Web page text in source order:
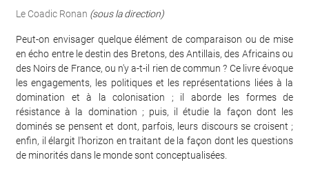
Le Coadic Ronan (sous la direction)
Peut-on envisager quelque élément de comparaison ou de mise
en écho entre le destin des Bretons, des Antillais, des Africains ou
des Noirs de France, ou n'y a-t-il rien de commun ? Ce livre évoque
les engagements, les politiques et les représentations liées à la
domination et à la colonisation ; il aborde les formes de
résistance à la domination ; puis, il étudie la façon dont les
dominés se pensent et dont, parfois, leurs discours se croisent ;
enfin, il élargit l'horizon en traitant de la façon dont les questions
de minorités dans le monde sont conceptualisées.